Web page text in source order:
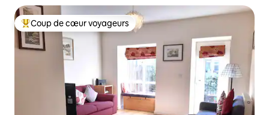
Coups de cœur voyageurs les plus appréciés
Coup de cœur voyageurs